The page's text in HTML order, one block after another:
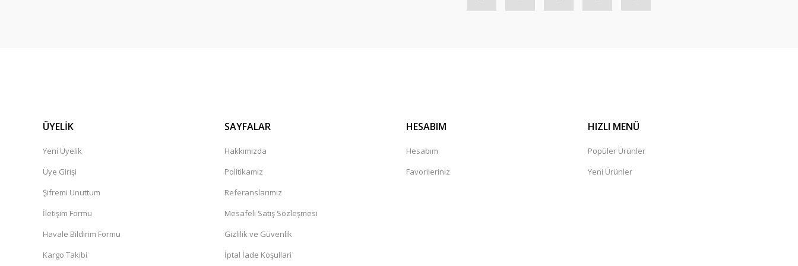
ÜYELİK
Yeni Üyelik
Üye Girişi
Şifremi Unuttum
İletişim Formu
Havale Bildirim Formu
Kargo Takibi
SAYFALAR
Hakkımızda
Politikamız
Referanslarımız
Mesafeli Satış Sözleşmesi
Gizlilik ve Güvenlik
İptal İade Koşullari
HESABIM
Hesabım
Favorileriniz
HIZLI MENÜ
Popüler Ürünler
Yeni Ürünler